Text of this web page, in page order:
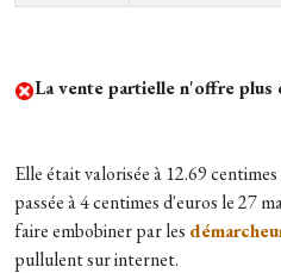
La vente partielle n'offre
Elle était valorisée à 12.69
passée à 4 centimes d'euros le 27
faire embobiner par les
pullulent sur internet.